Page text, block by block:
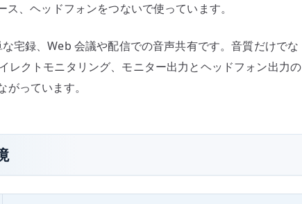
、ヘッドフォンをつないで使っています。
宅録、Web 会議や配信での音声共有です。音質だけでな
レクトモニタリング、モニター出力とヘッドフォン出力の
っています。